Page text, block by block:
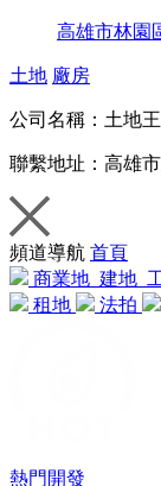
高雄市林園
土地 廠房
公司名稱： 土地
聯繫地址： 高雄
頻道導航 首頁
商業地 建地
租地
法拍
熱門開發